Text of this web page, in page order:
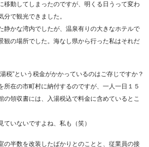
移動してしまったのですが、明くる日うって変わ
分で観光できました。
静かな湾内でしたが、温泉有りの大きなホテルで
観の場所でした。海なし県から行った私はそれだ
税”という税金がかかっているのはご存じですか？
所在の市町村に納付するのですが、一人一日１５
の領収書には、入湯税込で料金に含めているとこ
いないですよね、私も（笑）
の半数を改装したばかりとのことと、従業員の接